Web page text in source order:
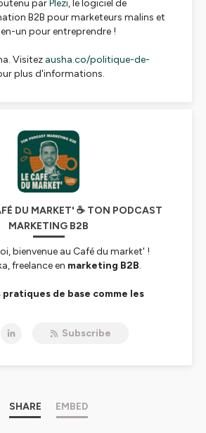
parPlezi, le logiciel de
B2B pour marketeurs malins et
un pour entreprendre !
Visitez ausha.co/politique-de-
plus d'informations.
DU MARKET' ☕ TON PODCAST
MARKETING B2B
bienvenue au Café du market' !
freelance en marketing B2B.
pratiques de base comme les
des choses intéressantes,
maison
☕
Subscribe
SHARE EMBED